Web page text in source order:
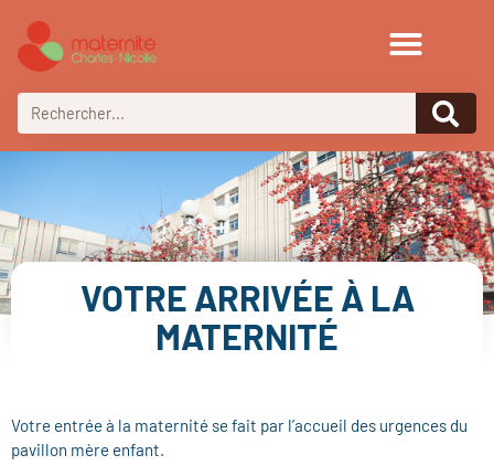
VOTRE ARRIVÉE À LA
MATERNITÉ
Votre entrée à la maternité se fait par l’accueil des urgences du
pavillon mère enfant.